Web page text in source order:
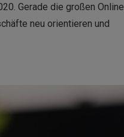
Gerade die großen
neu orientieren und